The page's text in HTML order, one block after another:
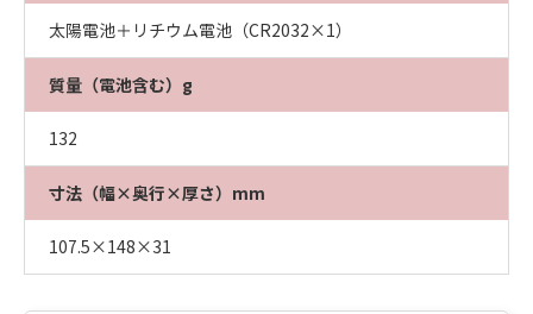
太陽電池＋リチウム電池（CR2032×1）
質量（電池含む）g
132
寸法（幅×奥行×厚さ）mm
107.5×148×31